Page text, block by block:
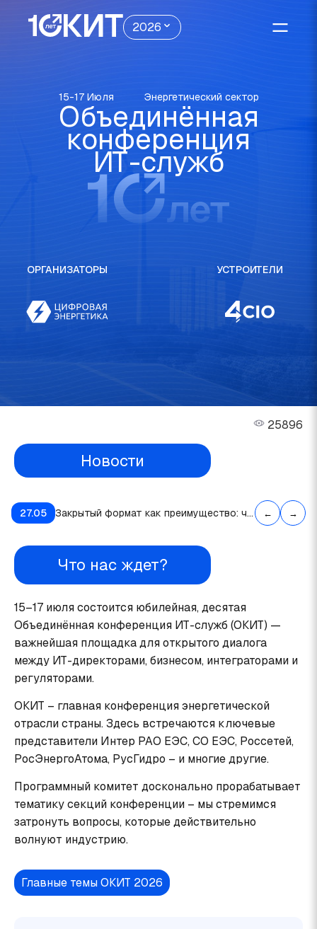
2026
Объединённая
конференция
ИТ-служб
15-17 Июля Энергетический сектор
ОРГАНИЗАТОРЫ УСТРОИТЕЛИ
25896
Новости
27.05 Закрытый формат как преимущество: что делает ОКИТ особенной площадкой 26.05
← →
Что нас ждет?
15–17 июля состоится юбилейная, десятая
Объединённая конференция ИТ-служб (ОКИТ) —
важнейшая площадка для открытого диалога
между ИТ-директорами, бизнесом, интеграторами и
регуляторами.
ОКИТ – главная конференция энергетической
отрасли страны. Здесь встречаются ключевые
представители Интер РАО ЕЭС, СО ЕЭС, Россетей,
РосЭнергоАтома, РусГидро – и многие другие.
Программный комитет досконально прорабатывает
тематику секций конференции – мы стремимся
затронуть вопросы, которые действительно
волнуют индустрию.
Главные темы ОКИТ 2026